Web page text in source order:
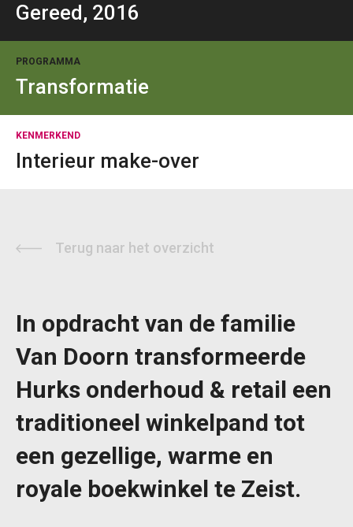
Gereed, 2016
PROGRAMMA
Transformatie
KENMERKEND
Interieur make-over
Terug naar het overzicht
In opdracht van de familie
Van Doorn transformeerde
Hurks onderhoud & retail een
traditioneel winkelpand tot
een gezellige, warme en
royale boekwinkel te Zeist.